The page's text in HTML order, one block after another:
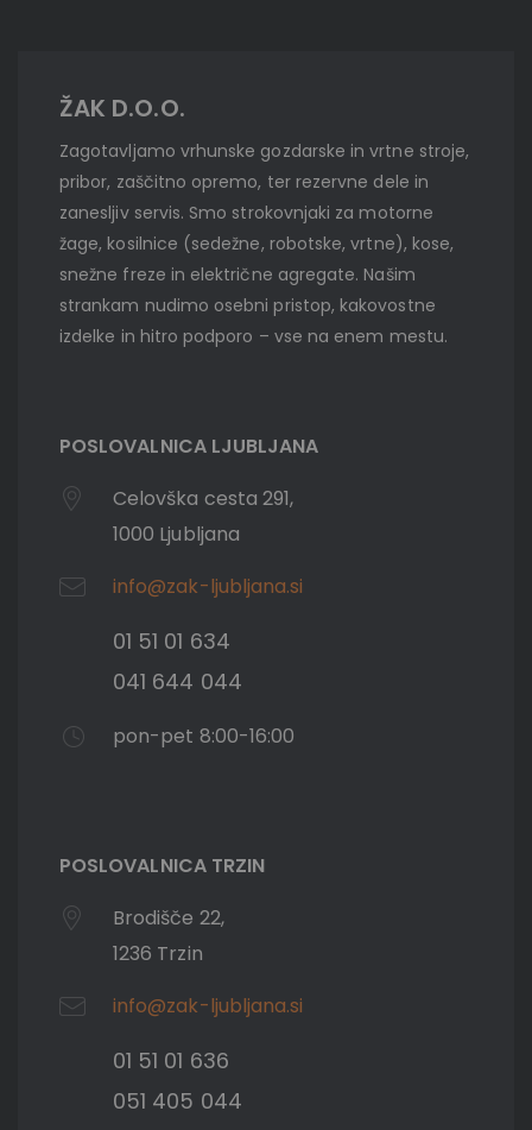
ŽAK D.O.O.
Zagotavljamo vrhunske gozdarske in vrtne stroje,
pribor, zaščitno opremo, ter rezervne dele in
zanesljiv servis. Smo strokovnjaki za motorne
žage, kosilnice (sedežne, robotske, vrtne), kose,
snežne freze in električne agregate. Našim
strankam nudimo osebni pristop, kakovostne
izdelke in hitro podporo – vse na enem mestu.
POSLOVALNICA LJUBLJANA
Celovška cesta 291,
1000 Ljubljana
info@zak-ljubljana.si
01 51 01 634
041 644 044
pon-pet 8:00-16:00
POSLOVALNICA TRZIN
Brodišče 22,
1236 Trzin
info@zak-ljubljana.si
01 51 01 636
051 405 044